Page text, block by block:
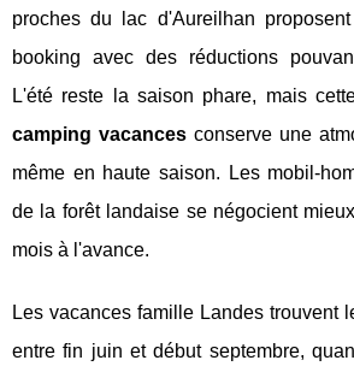
proches du lac d'Aureilhan
booking avec des réductions
L'été reste la saison phare, mais
camping vacances conserve une
même en haute saison. Les mobil-
de la forêt landaise se négocient
mois à l'avance.
Les vacances famille Landes trouvent
entre fin juin et début septembre,